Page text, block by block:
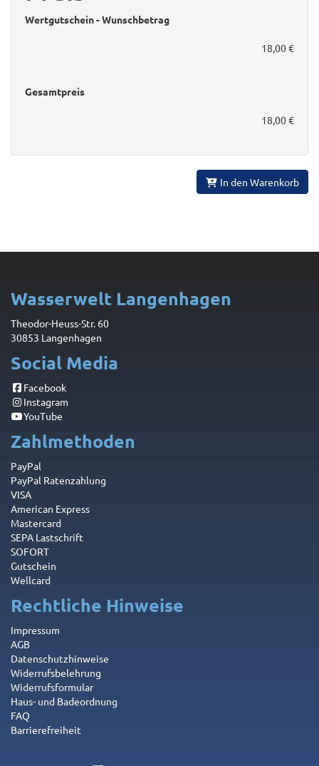
Wertgutschein - Wunschbetrag
18,00 €
Gesamtpreis
18,00 €
In den Warenkorb
Wasserwelt Langenhagen
Theodor-Heuss-Str. 60
30853 Langenhagen
Social Media
Facebook
Instagram
YouTube
Zahlmethoden
PayPal
PayPal Ratenzahlung
VISA
American Express
Mastercard
SEPA Lastschrift
SOFORT
Gutschein
Wellcard
Rechtliche Hinweise
Impressum
AGB
Datenschutzhinweise
Widerrufsbelehrung
Widerrufsformular
Haus- und Badeordnung
FAQ
Barrierefreiheit